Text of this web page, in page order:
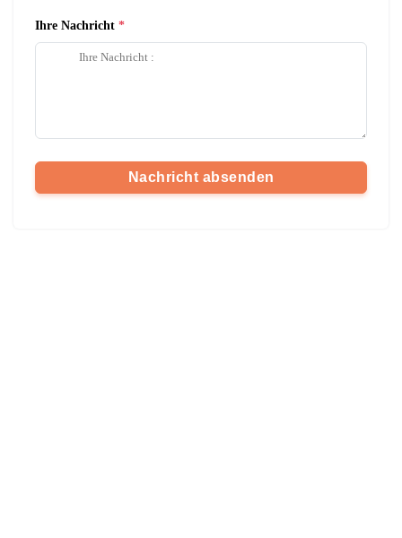
Ihre Nachricht
Nachricht absenden